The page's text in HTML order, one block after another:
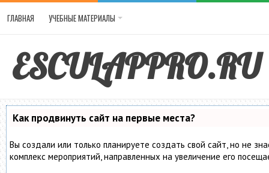
ГЛАВНАЯ УЧЕБНЫЕ МАТЕРИАЛЫ
ESCULAPPRO.RU
Как продвинуть сайт на первые места?
Вы создали или только планируете создать свой сайт, но не
комплекс мероприятий, направленных на увеличение его